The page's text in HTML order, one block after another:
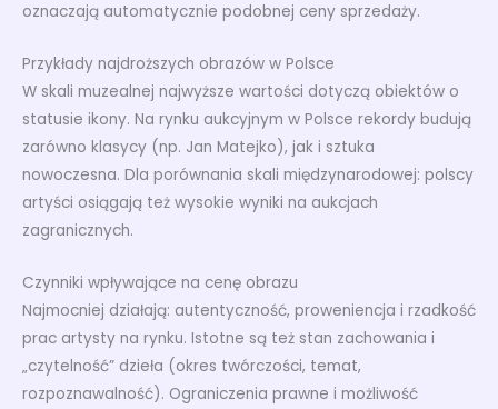
oznaczają automatycznie podobnej ceny sprzedaży.
Przykłady najdroższych obrazów w Polsce
W skali muzealnej najwyższe wartości dotyczą obiektów o
statusie ikony. Na rynku aukcyjnym w Polsce rekordy budują
zarówno klasycy (np. Jan Matejko), jak i sztuka
nowoczesna. Dla porównania skali międzynarodowej: polscy
artyści osiągają też wysokie wyniki na aukcjach
zagranicznych.
Czynniki wpływające na cenę obrazu
Najmocniej działają: autentyczność, proweniencja i rzadkość
prac artysty na rynku. Istotne są też stan zachowania i
„czytelność” dzieła (okres twórczości, temat,
rozpoznawalność). Ograniczenia prawne i możliwość